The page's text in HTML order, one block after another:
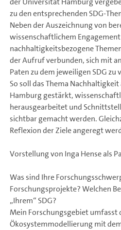
zu den entsprechenden SDG-
Neben der Auszeichnung von
wissenschaftlichem
nachhaltigkeitsbezogene
der Aufruf verbunden, sich mit
Paten zu dem jeweiligen SDG zu
So soll das Thema
Hamburg gestärkt,
herausgearbeitet und
sichtbar gemacht werden.
Reflexion der Ziele angeregt
Vorstellung von Inga Hense als
Was sind Ihre
Forschungsprojekte? Welchen
„Ihrem“ SDG?
Mein Forschungsgebiet umfasst
Ökosystemmodellierung mit